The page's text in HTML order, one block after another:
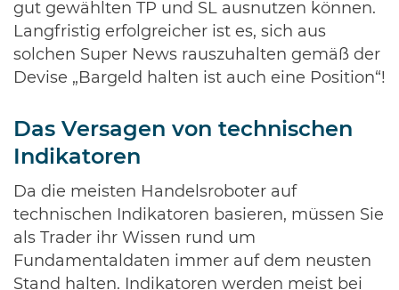
gut gewählten TP und SL ausnutzen können.
Langfristig erfolgreicher ist es, sich aus
solchen Super News rauszuhalten gemäß der
Devise „Bargeld halten ist auch eine Position“!
Das Versagen von technischen
Indikatoren
Da die meisten Handelsroboter auf
technischen Indikatoren basieren, müssen Sie
als Trader ihr Wissen rund um
Fundamentaldaten immer auf dem neusten
Stand halten. Indikatoren werden meist bei